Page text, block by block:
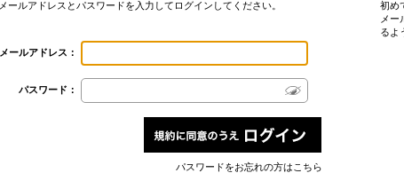
メールアドレスとパスワードを入力してログインしてください。
メールアドレス：
パスワード：
パスワードをお忘れの方はこちら
初め
メー
るよ